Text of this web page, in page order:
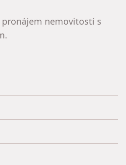
nemovitostí s